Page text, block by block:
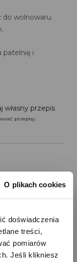
O plikach cookies
doświadczenia
treści,
pomiarów
Jeśli klikniesz
do wolnowaru.
patelnię i
własny przepis
przepisy.